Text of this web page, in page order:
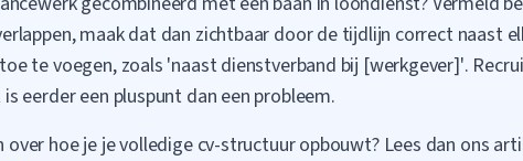
maak dat dan zichtbaar door de tijdlijn correct naast
te voegen, zoals'naast dienstverband bij [werkgever]'.
eerder een pluspunt dan een probleem.
over hoe je je volledige cv-structuur opbouwt? Lees dan ons